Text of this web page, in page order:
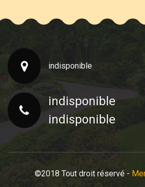
indisponible
indisponible
indisponible
©2018 Tout droit réservé -